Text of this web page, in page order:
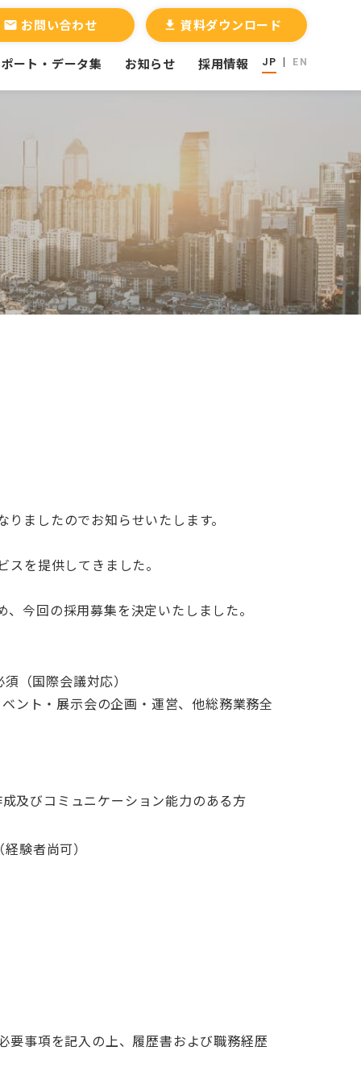
ート・データ集 お知らせ 採用情報 JP EN
email お問い合わせ file_download 資料ダウンロード
ましたのでお知らせいたします。
を提供してきました。
今回の採用募集を決定いたしました。
（国際会議対応）
ント・展示会の企画・運営、他総務業務全
及びコミュニケーション能力のある方
験者尚可）
要事項を記入の上、履歴書および職務経歴